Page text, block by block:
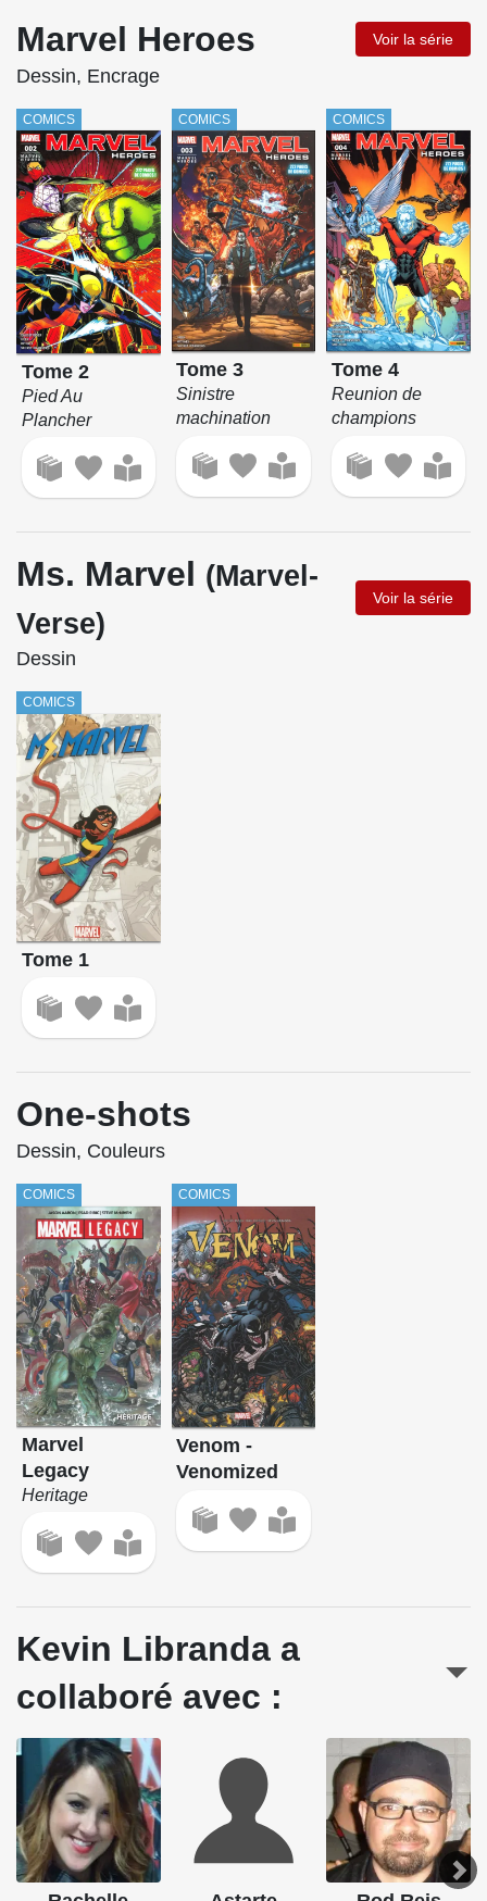
Marvel Heroes Voir la série
Dessin, Encrage
COMICS
Tome 2
Pied Au
Plancher
COMICS
Tome 3
Sinistre
machination
COMICS
Tome 4
Reunion de
champions
Ms. Marvel (Marvel-
Verse)
Voir la série
Dessin
COMICS
Tome 1
One-shots
Dessin, Couleurs
COMICS
Marvel
Legacy
Heritage
COMICS
Venom -
Venomized
Kevin Libranda a
collaboré avec :